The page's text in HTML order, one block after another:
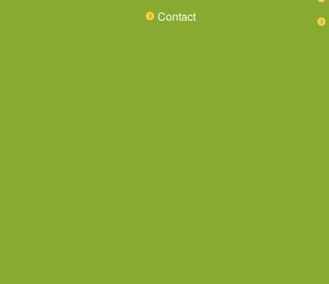
Contact